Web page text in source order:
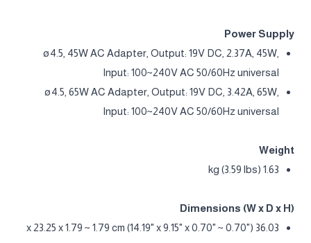
Power Supply
ø4.5, 45W AC Adapter, Output: 19V DC, 2.37A, 45W,
Input: 100~240V AC 50/60Hz universal
ø4.5, 65W AC Adapter, Output: 19V DC, 3.42A, 65W,
Input: 100~240V AC 50/60Hz universal
Weight
1.63 kg (3.59 lbs)
Dimensions (W x D x H)
36.03 x 23.25 x 1.79 ~ 1.79 cm (14.19" x 9.15" x 0.70" ~ 0.70")